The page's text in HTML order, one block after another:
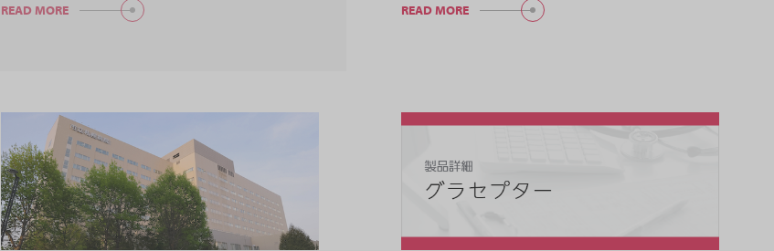
READ MORE READ MORE